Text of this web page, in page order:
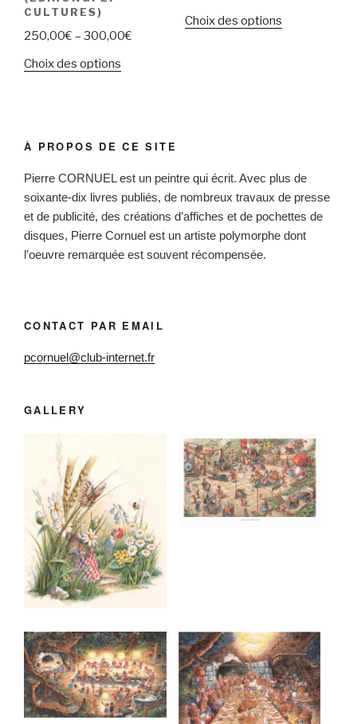
CULTURES)
250,00€ – 300,00€
Choix des options
Choix des options
À PROPOS DE CE SITE
Pierre CORNUEL est un peintre qui écrit. Avec plus de
soixante-dix livres publiés, de nombreux travaux de presse
et de publicité, des créations d’affiches et de pochettes de
disques, Pierre Cornuel est un artiste polymorphe dont
l’oeuvre remarquée est souvent récompensée.
CONTACT PAR EMAIL
pcornuel@club-internet.fr
GALLERY